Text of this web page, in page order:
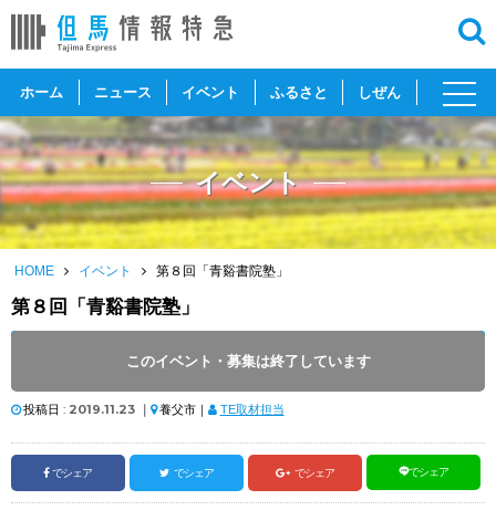
ホーム ニュース イベント ふるさと しぜん
toggle
イベント
HOME イベント 第８回「青谿書院塾」
第８回「青谿書院塾」
このイベント・募集は終了しています
開催時間 : 09:30 ～ 11:30
投稿日 : 2019.11.23 ｜ 養父市｜ TE取材担当
でシェア でシェア でシェア でシェア